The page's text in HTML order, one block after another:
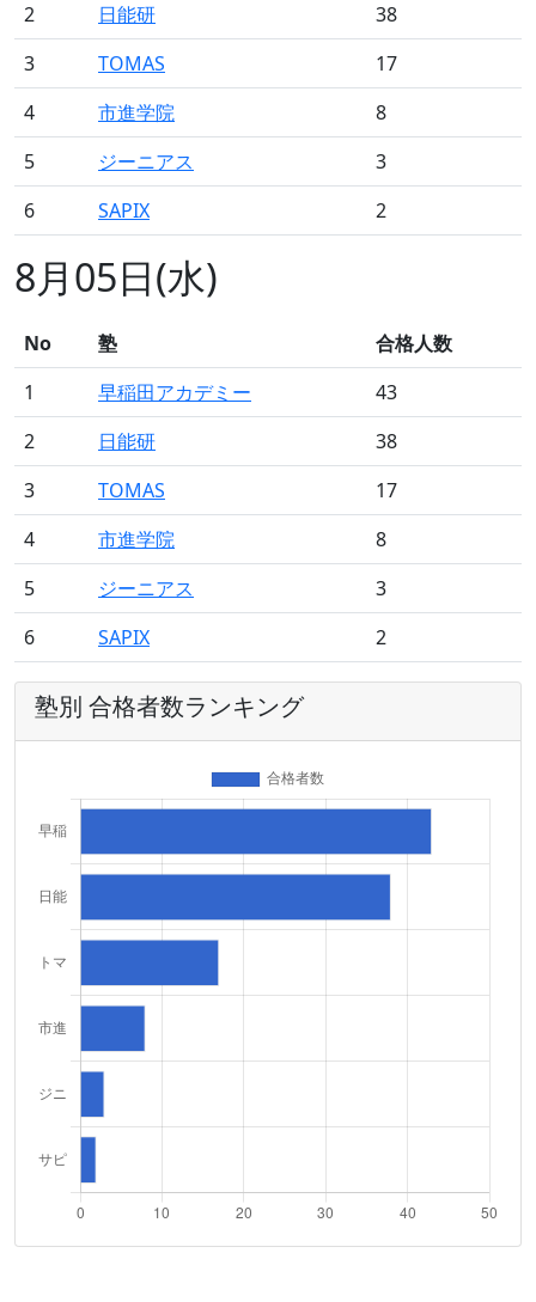
2
日能研
38
3
TOMAS
17
4
市進学院
8
5
ジーニアス
3
6
SAPIX 2
8月05日(水)
No 塾
合格人数
1
早稲田アカデミー
43
2
日能研
38
3
TOMAS
17
4
市進学院
8
5
ジーニアス
3
6
SAPIX 2
塾別 合格者数ランキング